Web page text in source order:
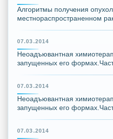
Алгоритмы получения
местнораспространенном
07.03.2014
Неоадъювантная
запущенных его
07.03.2014
Неоадъювантная
запущенных его
07.03.2014